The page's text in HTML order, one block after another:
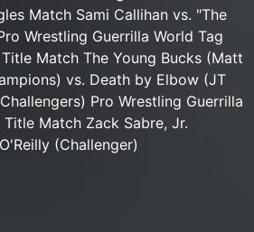
Match Sami Callihan vs. "The
Wrestling Guerrilla World Tag
Match The Young Bucks (Matt
vs. Death by Elbow (JT
Pro Wrestling Guerrilla
Match Zack Sabre, Jr.
(Challenger)